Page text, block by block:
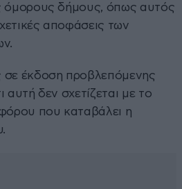
όμορους δήμους, όπως αυτός
αποφάσεις των
έκδοση προβλεπόμενης
αυτή δεν σχετίζεται με το
που καταβάλει η